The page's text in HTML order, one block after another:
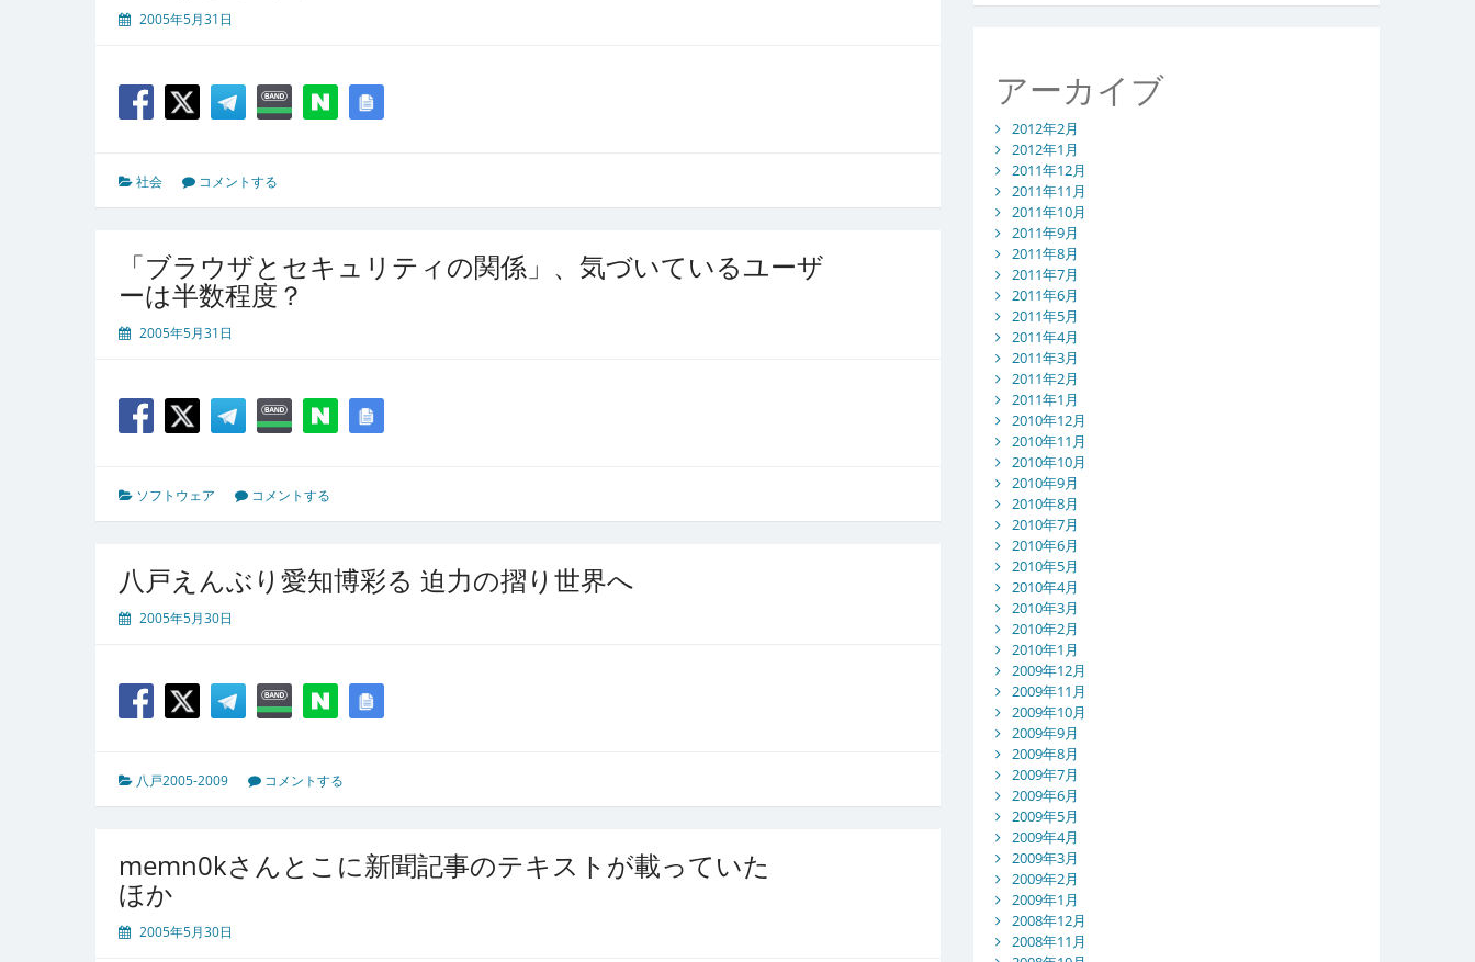
2005年5月31日
社会 コメントする
「ブラウザとセキュリティの関係」、気づいているユーザ
ーは半数程度？
2005年5月31日
ソフトウェア コメントする
八戸えんぶり愛知博彩る 迫力の摺り世界へ
2005年5月30日
八戸2005-2009 コメントする
memn0kさんとこに新聞記事のテキストが載っていた
ほか
2005年5月30日
アーカイブ
2012年2月
2012年1月
2011年12月
2011年11月
2011年10月
2011年9月
2011年8月
2011年7月
2011年6月
2011年5月
2011年4月
2011年3月
2011年2月
2011年1月
2010年12月
2010年11月
2010年10月
2010年9月
2010年8月
2010年7月
2010年6月
2010年5月
2010年4月
2010年3月
2010年2月
2010年1月
2009年12月
2009年11月
2009年10月
2009年9月
2009年8月
2009年7月
2009年6月
2009年5月
2009年4月
2009年3月
2009年2月
2009年1月
2008年12月
2008年11月